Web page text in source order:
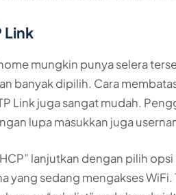
Link
mungkin punya selera
banyak dipilih. Cara
Link juga sangat mudah.
lupa masukkan juga
lanjutkan dengan pilih opsi
yang sedang mengakses